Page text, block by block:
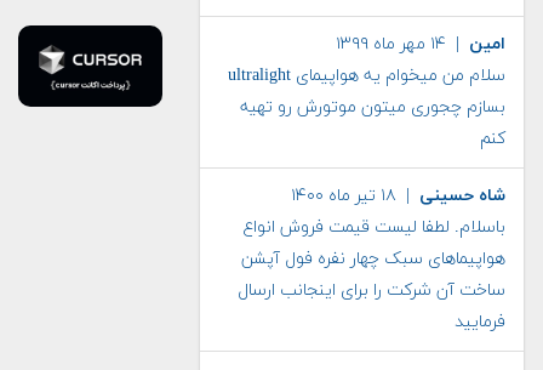
امین | ۱۴ مهر ماه ۱۳۹۹
سلام من میخوام یه هواپیمای ultralight
بسازم چجوری میتون موتورش رو تهیه
کنم
شاه حسینی | ۱۸ تیر ماه ۱۴۰۰
باسلام. لطفا لیست قیمت فروش انواع
هواپیماهای سبک چهار نفره فول آپشن
ساخت آن شرکت را برای اینجانب ارسال
فرمایید